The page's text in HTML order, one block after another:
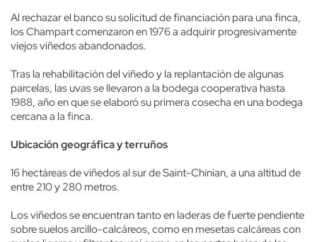
Al rechazar el banco su solicitud de financiación para una finca,
los Champart comenzaron en 1976 a adquirir progresivamente
viejos viñedos abandonados.
Tras la rehabilitación del viñedo y la replantación de algunas
parcelas, las uvas se llevaron a la bodega cooperativa hasta
1988, año en que se elaboró su primera cosecha en una bodega
cercana a la finca.
Ubicación geográfica y terruños
16 hectáreas de viñedos al sur de Saint-Chinian, a una altitud de
entre 210 y 280 metros.
Los viñedos se encuentran tanto en laderas de fuerte pendiente
sobre suelos arcillo-calcáreos, como en mesetas calcáreas con